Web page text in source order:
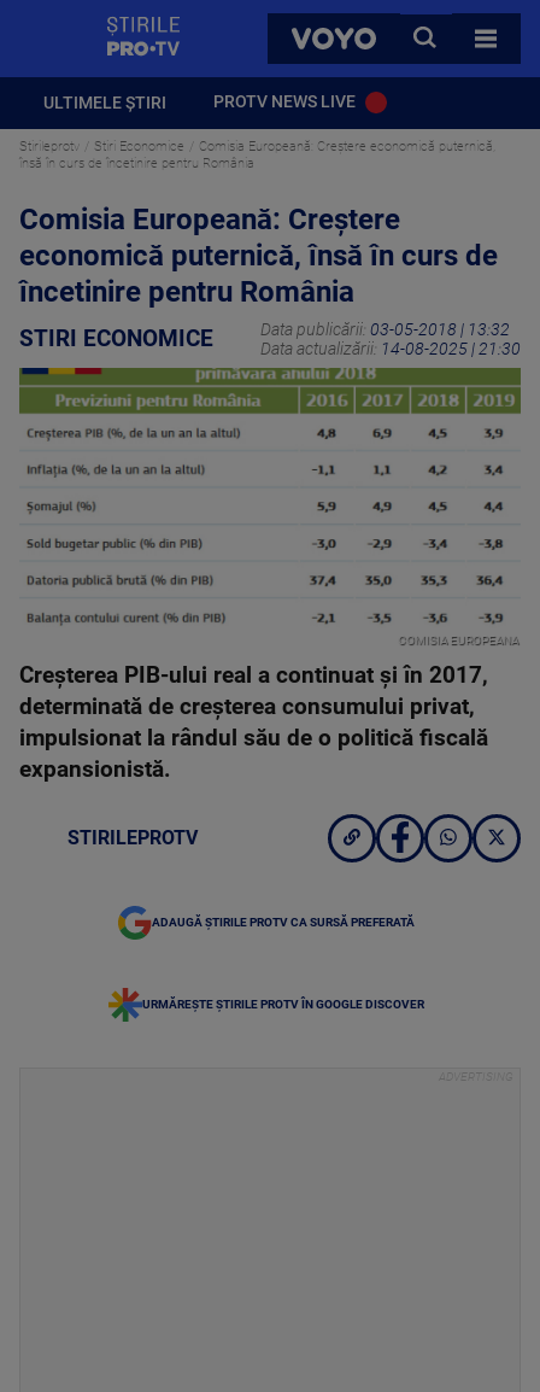
VOYO
CAUTA
TOATE
ULTIMELE ȘTIRI PROTV NEWS LIVE
Stirileprotv Stiri Economice
Comisia Europeană: Creștere economică puternică,
însă în curs de încetinire pentru România
Comisia Europeană: Creștere
economică puternică, însă în curs de
încetinire pentru România
STIRI ECONOMICE Data publicării: 03-05-2018 | 13:32
Data actualizării: 14-08-2025 | 21:30
COMISIA EUROPEANA
Creșterea PIB-ului real a continuat și în 2017,
determinată de creșterea consumului privat,
impulsionat la rândul său de o politică fiscală
expansionistă.
STIRILEPROTV
ADAUGĂ ȘTIRILE PROTV CA SURSĂ PREFERATĂ
URMĂREȘTE ȘTIRILE PROTV ÎN GOOGLE DISCOVER